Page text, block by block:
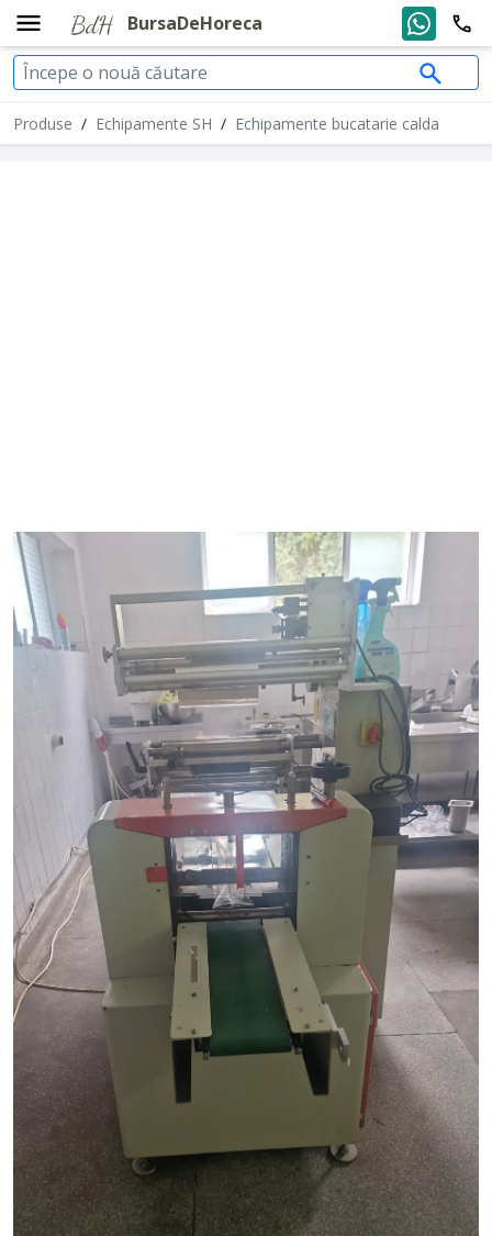
BursaDeHoreca
Produse / Echipamente SH / Echipamente bucatarie calda